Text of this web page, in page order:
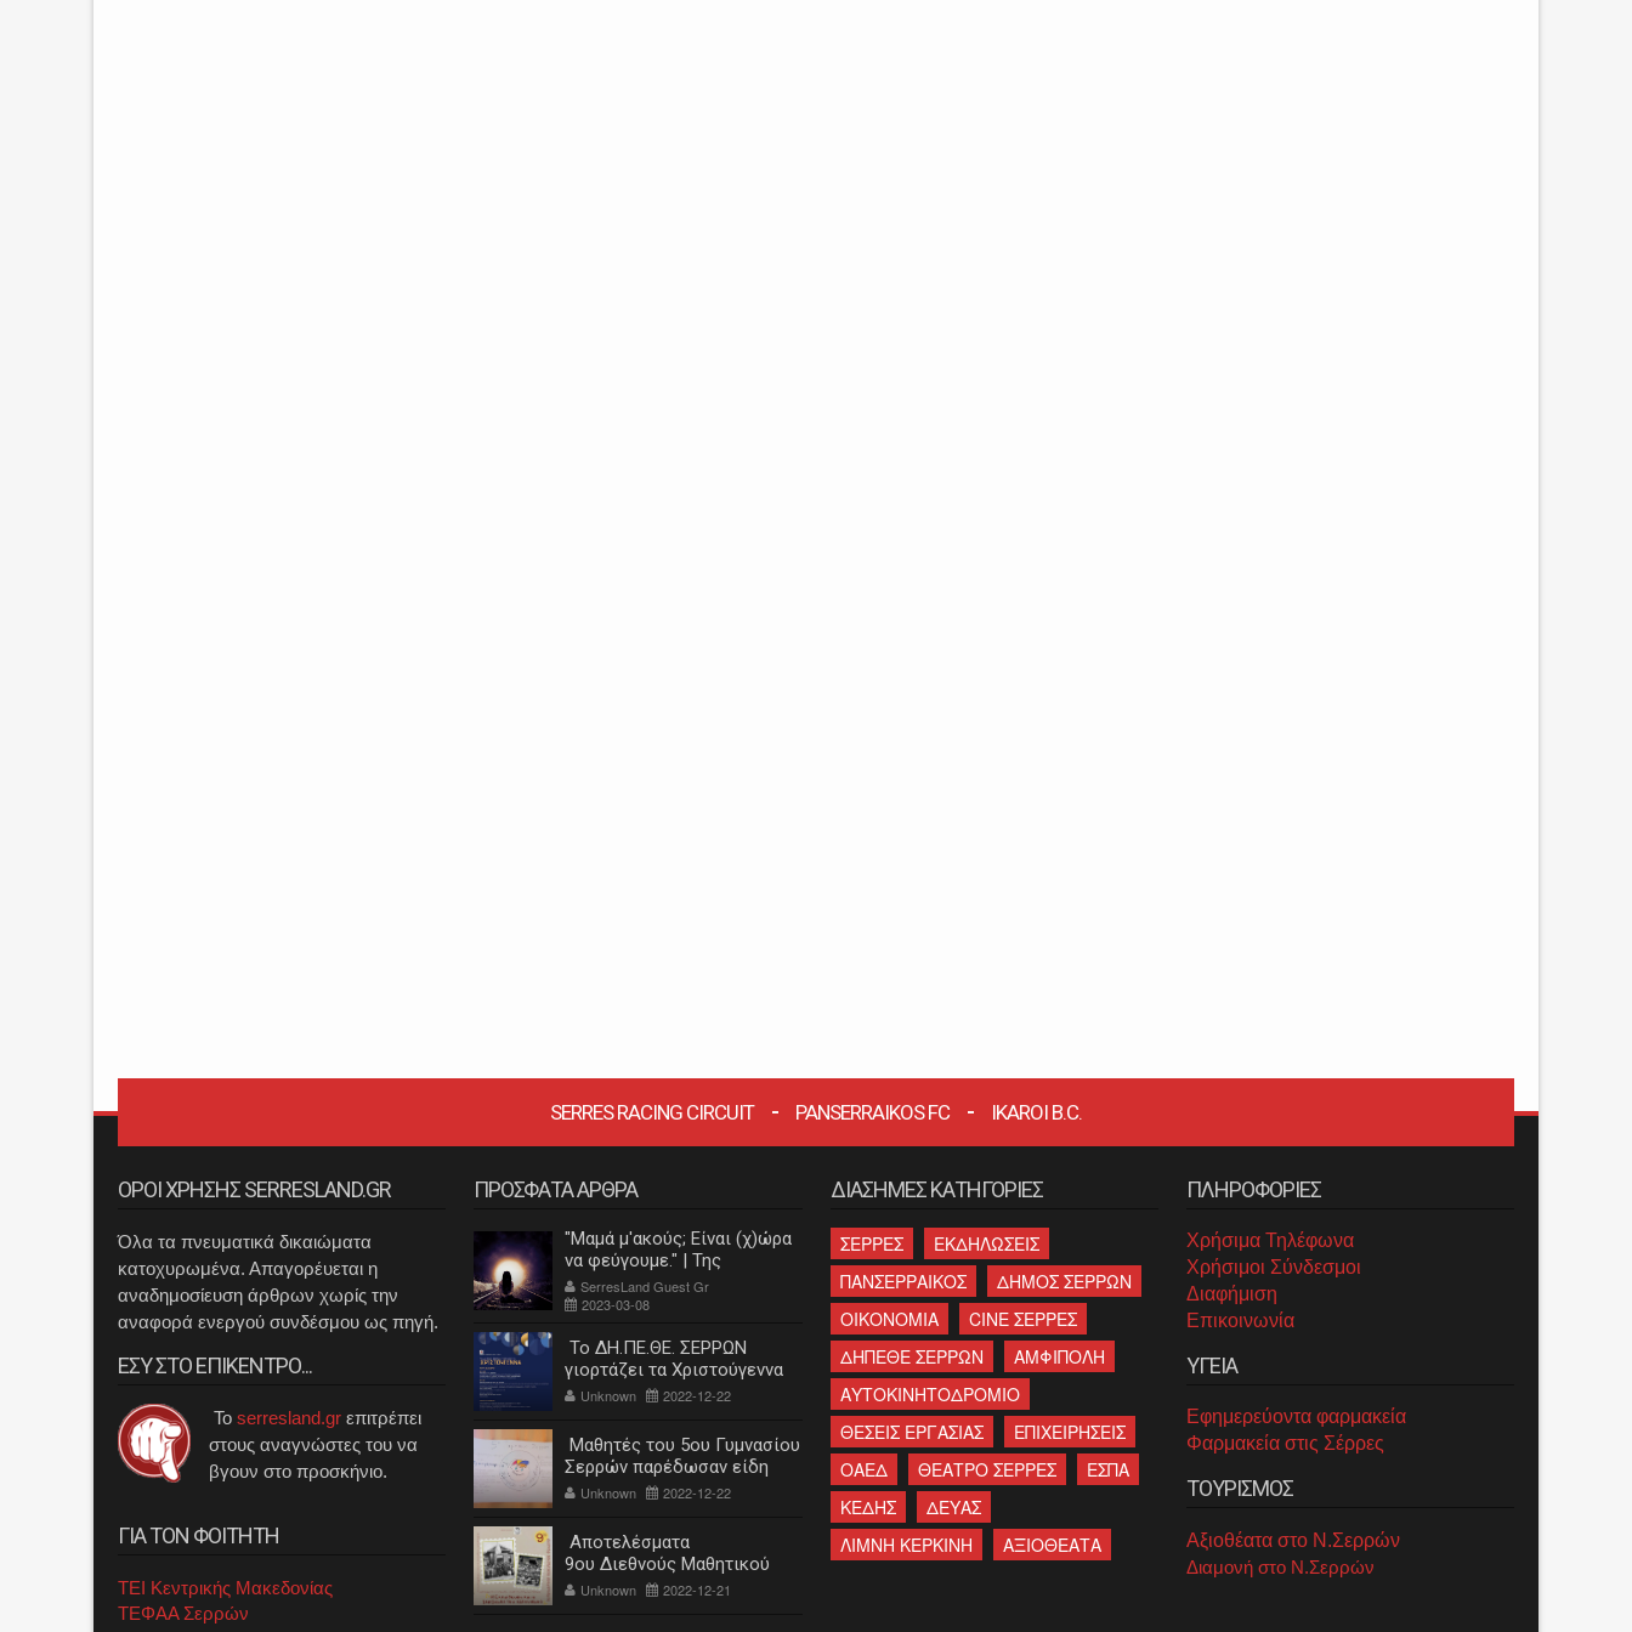
SERRES RACING CIRCUIT PANSERRAIKOS FC IKAROI B.C.
ΟΡΟΙ ΧΡΗΣΗΣ SERRESLAND.GR
Όλα τα πνευματικά δικαιώματα
κατοχυρωμένα. Απαγορέυεται η
αναδημοσίευση άρθρων χωρίς την
αναφορά ενεργού συνδέσμου ως πηγή.
ΕΣΥ ΣΤΟ ΕΠΙΚΕΝΤΡΟ...
Το serresland.gr επιτρέπει
στους αναγνώστες του να
βγουν στο προσκήνιο.
ΓΙΑ ΤΟΝ ΦΟΙΤΗΤΗ
ΤΕΙ Κεντρικής Μακεδονίας
ΤΕΦΑΑ Σερρών
ΠΡΟΣΦΑΤΑ ΑΡΘΡΑ
"Μαμά μ'ακούς; Είναι (χ)ώρα
να φεύγουμε." | Της
Κατερίνας Λεβαντή
SerresLand Guest Gr
2023-03-08
Το ΔΗ.ΠΕ.ΘΕ. ΣΕΡΡΩΝ
γιορτάζει τα Χριστούγεννα
Unknown 2022-12-22
Μαθητές του 5ου Γυμνασίου
Σερρών παρέδωσαν είδη
πρώτης ανάγκης στο
Unknown 2022-12-22
Αποτελέσματα
9ου Διεθνούς Μαθητικού
Διαγωνισμού «Η Εκπαίδευση
Unknown 2022-12-21
ΔΙΑΣΗΜΕΣ ΚΑΤΗΓΟΡΙΕΣ
ΣΕΡΡΕΣ
ΕΚΔΗΛΩΣΕΙΣ
ΠΑΝΣΕΡΡΑΙΚΟΣ
ΔΗΜΟΣ ΣΕΡΡΩΝ
ΟΙΚΟΝΟΜΙΑ
CINE ΣΕΡΡΕΣ
ΔΗΠΕΘΕ ΣΕΡΡΩΝ
ΑΜΦΙΠΟΛΗ
ΑΥΤΟΚΙΝΗΤΟΔΡΟΜΙΟ
ΘΕΣΕΙΣ ΕΡΓΑΣΙΑΣ
ΕΠΙΧΕΙΡΗΣΕΙΣ
ΟΑΕΔ
ΘΕΑΤΡΟ ΣΕΡΡΕΣ
ΕΣΠΑ
ΚΕΔΗΣ
ΔΕΥΑΣ
ΛΙΜΝΗ ΚΕΡΚΙΝΗ
ΑΞΙΟΘΕΑΤΑ
ΠΛΗΡΟΦΟΡΙΕΣ
Χρήσιμα Τηλέφωνα
Χρήσιμοι Σύνδεσμοι
Διαφήμιση
Επικοινωνία
ΥΓΕΙΑ
Εφημερεύοντα φαρμακεία
Φαρμακεία στις Σέρρες
ΤΟΥΡΙΣΜΟΣ
Αξιοθέατα στο Ν.Σερρών
Διαμονή στο Ν.Σερρών